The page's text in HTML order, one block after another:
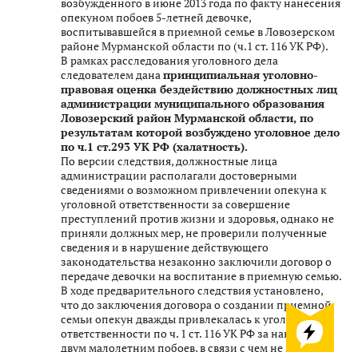
опекуном побоев 5-летней девочке,
воспитывавшейся в приемной семье в Ловозерском
районе Мурманской области по (ч.1 ст. 116 УК РФ).
В рамках расследования уголовного дела
следователем данапринципиальная уголовно-
правовая оценка бездействию должностных лиц
администрации муниципального образования
Ловозерский район Мурманской области, по
результатам которой возбуждено уголовное дело
по ч.1 ст.293 УК РФ (халатность).
По версии следствия, должностные лица
администрации располагали достоверными
сведениями о возможном привлечении опекуна к
уголовной ответственности за совершение
преступлений против жизни и здоровья, однако не
приняли должных мер, не проверили полученные
сведения и в нарушение действующего
законодательства незаконно заключили договор о
передаче девочки на воспитание в приемную семью.
В ходе предварительного следствия установлено,
что до заключения договора о создании приемной
семьи опекун дважды привлекалась к уголовной
ответственности по ч. 1 ст. 116 УК РФ за нанесение
двум малолетним побоев, в связи с чем не могла